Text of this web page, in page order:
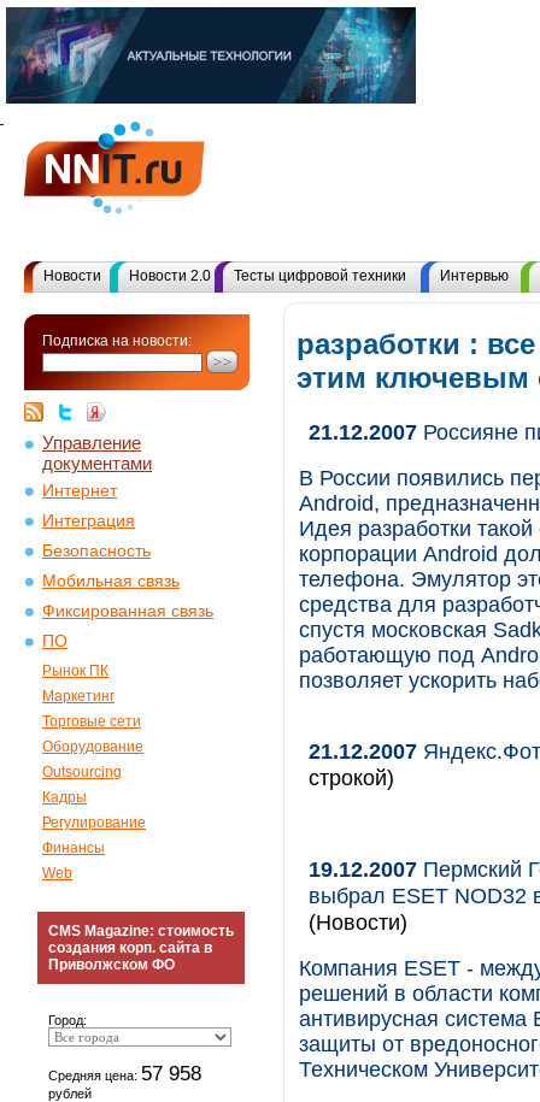
Новости Новости 2.0 Тесты цифровой техники Интервью
Подписка на новости:
Управление
документами
Интернет
Интеграция
Безопасность
Мобильная связь
Фиксированная связь
ПО
Рынок ПК
Маркетинг
Торговые сети
Оборудование
Outsourcing
Кадры
Регулирование
Финансы
Web
CMS Magazine: стоимость
создания корп. сайта в
Приволжском ФО
Город:
Средняя цена: 57 958
рублей
разработки :
этим ключевым
21.12.2007 Россияне
В России появились
Android,
Идея разработки
корпорации Android
телефона. Эмулятор
средства для
спустя московская
работающую под
позволяет ускорить
21.12.2007
строкой)
19.12.2007 Пермский
выбрал ESET NOD32
(Новости)
Компания ESET -
решений в области
антивирусная
защиты от
Техническом